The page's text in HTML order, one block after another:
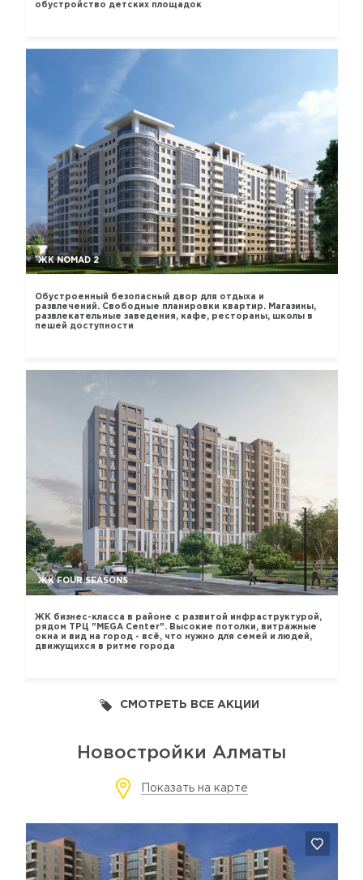
обустройство детских площадок
ЖК NOMAD 2
Обустроенный безопасный двор для отдыха и
развлечений. Свободные планировки квартир. Магазины,
развлекательные заведения, кафе, рестораны, школы в
пешей доступности
ЖК FOUR SEASONS
ЖК бизнес-класса в районе с развитой инфраструктурой,
рядом ТРЦ "MEGA Center". Высокие потолки, витражные
окна и вид на город - всё, что нужно для семей и людей,
движущихся в ритме города
СМОТРЕТЬ ВСЕ АКЦИИ
Новостройки Алматы
Показать на карте